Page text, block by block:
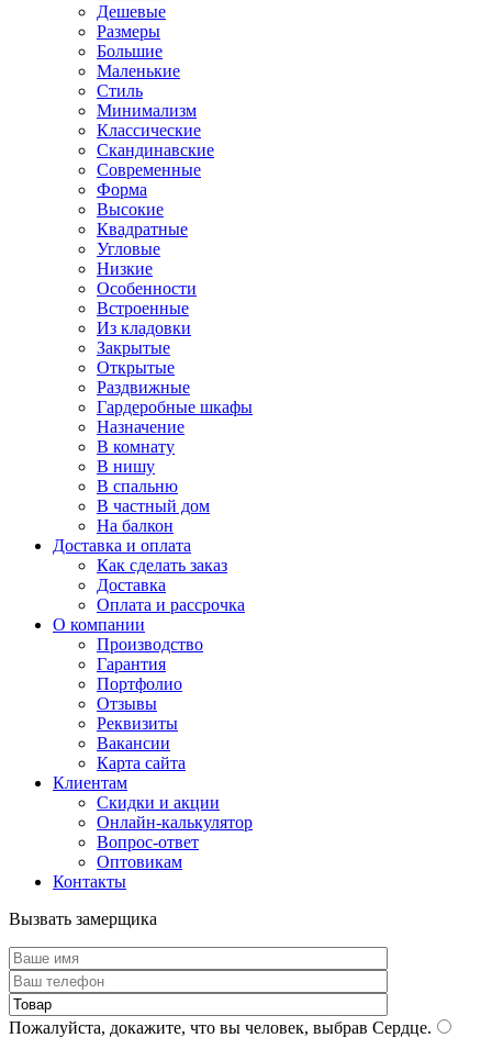
Дешевые
Размеры
Большие
Маленькие
Стиль
Минимализм
Классические
Скандинавские
Современные
Форма
Высокие
Квадратные
Угловые
Низкие
Особенности
Встроенные
Из кладовки
Закрытые
Открытые
Раздвижные
Гардеробные шкафы
Назначение
В комнату
В нишу
В спальню
В частный дом
На балкон
Доставка и оплата
Как сделать заказ
Доставка
Оплата и рассрочка
О компании
Производство
Гарантия
Портфолио
Отзывы
Реквизиты
Вакансии
Карта сайта
Клиентам
Скидки и акции
Онлайн-калькулятор
Вопрос-ответ
Оптовикам
Контакты
Вызвать замерщика
Пожалуйста, докажите, что вы человек, выбрав Сердце.